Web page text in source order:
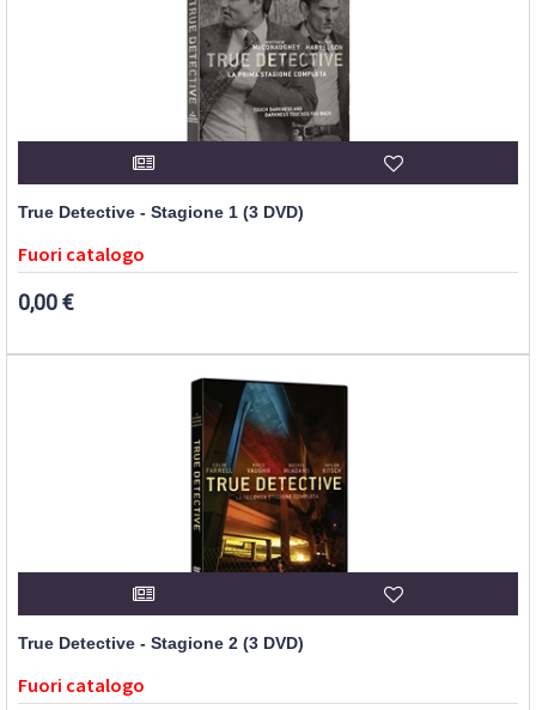
True Detective - Stagione 1 (3 DVD)
Fuori catalogo
0,00 €
True Detective - Stagione 2 (3 DVD)
Fuori catalogo